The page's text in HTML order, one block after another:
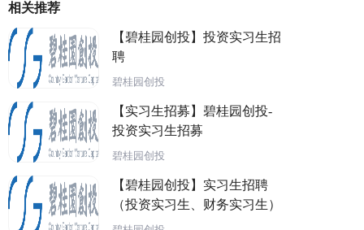
相关推荐
【碧桂园创投】投资实习生招
聘
碧桂园创投
【实习生招募】碧桂园创投-
投资实习生招募
碧桂园创投
【碧桂园创投】实习生招聘
（投资实习生、财务实习生）